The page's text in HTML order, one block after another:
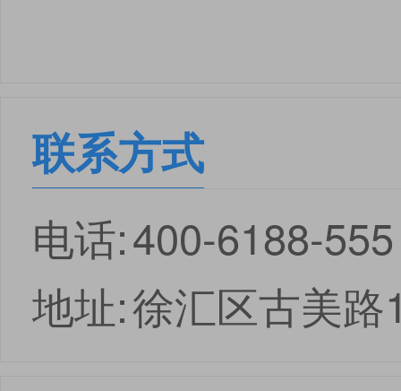
联系方式
电话:400-6188-555
地址:徐汇区古美